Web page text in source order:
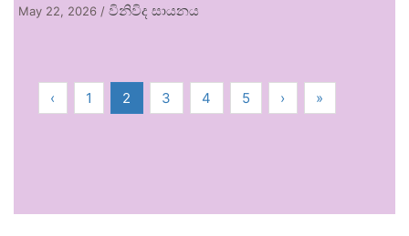
May 22, 2026 / විනිවිද සායනය
‹ 1 2 3 4 5 › »